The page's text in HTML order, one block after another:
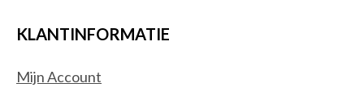
KLANTINFORMATIE
Mijn Account